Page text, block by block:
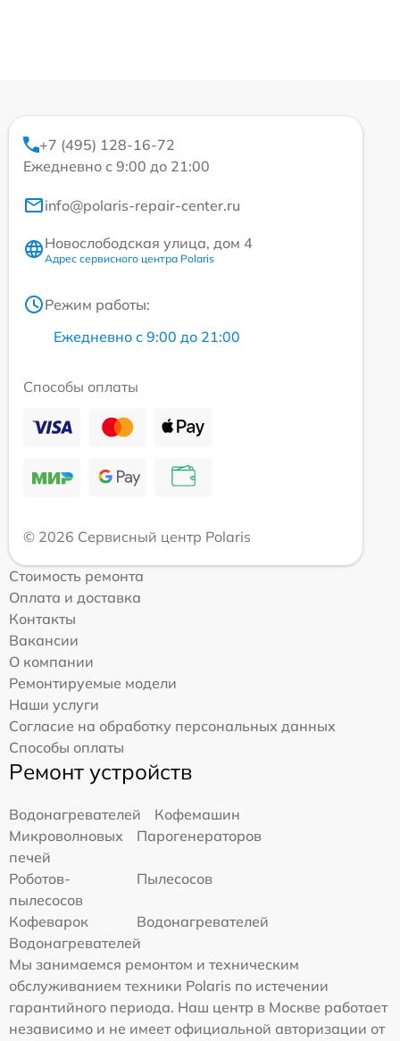
+7 (495) 128-16-72
Ежедневно с 9:00 до 21:00
info@polaris-repair-center.ru
Новослободская улица, дом 4
Адрес сервисного центра Polaris
Режим работы:
Ежедневно с 9:00 до 21:00
Способы оплаты
© 2026 Сервисный центр Polaris
Стоимость ремонта
Оплата и доставка
Контакты
Вакансии
О компании
Ремонтируемые модели
Наши услуги
Согласие на обработку персональных данных
Способы оплаты
Ремонт устройств
Водонагревателей
Кофемашин
Микроволновых
печей
Парогенераторов
Роботов-
пылесосов
Пылесосов
Кофеварок
Водонагревателей
Водонагревателей
Мы занимаемся ремонтом и техническим
обслуживанием техники Polaris по истечении
гарантийного периода. Наш центр в Москве работает
независимо и не имеет официальной авторизации от